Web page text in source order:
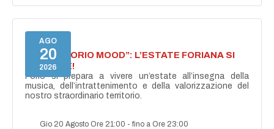
AGO
20
2026
NASCE “FORIO MOOD”: L’ESTATE FORIANA SI
ACCENDE!
Forio si prepara a vivere un’estate all’insegna della
musica, dell’intrattenimento e della valorizzazione del
nostro straordinario territorio.
Gio 20 Agosto Ore 21:00 -fino a Ore 23:00